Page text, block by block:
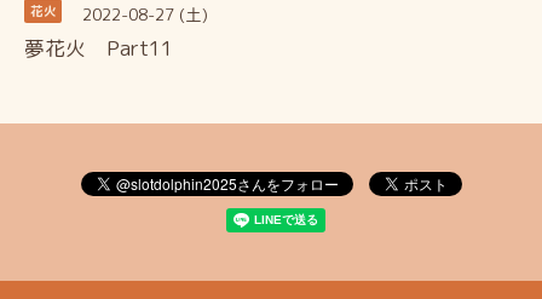
花火 2022-08-27 (土)
夢花火 Part11